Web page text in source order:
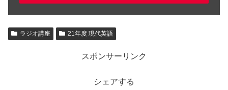
ラジオ講座 21年度 現代英語
スポンサーリンク
シェアする